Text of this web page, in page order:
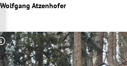
Untermenü
Untermenü
Untermenü
Wolfgang Atzenhofer
Copyright-Hinweis öffnen/schließen